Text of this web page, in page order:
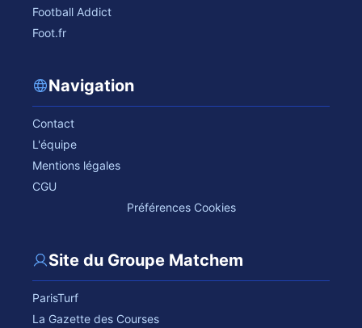
Football Addict
Foot.fr
Navigation
Contact
L'équipe
Mentions légales
CGU
Préférences Cookies
Site du Groupe Matchem
ParisTurf
La Gazette des Courses